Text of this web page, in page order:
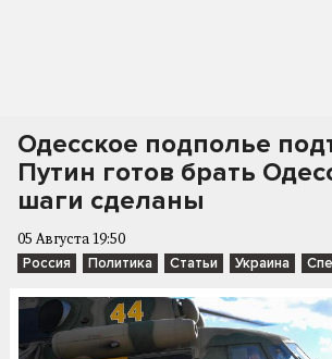
Одесское подполье
Путин готов брать
шаги сделаны
05 Августа 19:50
Россия Политика Статьи Украина